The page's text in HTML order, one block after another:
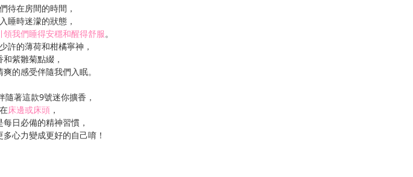
待在房間的時間，
睡時迷濛的狀態，
領我們睡得安穩和醒得舒服。
許的薄荷和柑橘寧神，
紫雛菊點綴，
的感受伴隨我們入眠。
隨著這款9號迷你擴香，
床邊或床頭 ，
每日必備的精神習慣，
心力變成更好的自己唷！